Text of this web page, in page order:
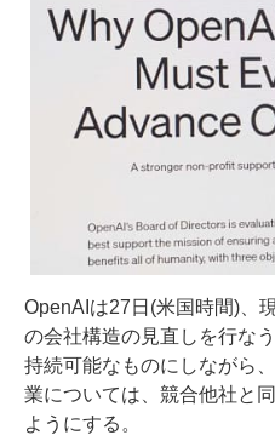
OpenAIは27日(米国時間)、
の会社構造の見直しを行な
持続可能なものにしながら
業については、競合他社と
ようにする。